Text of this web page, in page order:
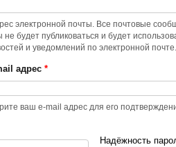
электронной почты. Все почтовые
не будет публиковаться и будет
и уведомлений по электронной почте.
адрес*
ваш e-mail адрес для его
Надёжность